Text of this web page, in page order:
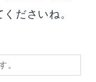
ださいね。
。